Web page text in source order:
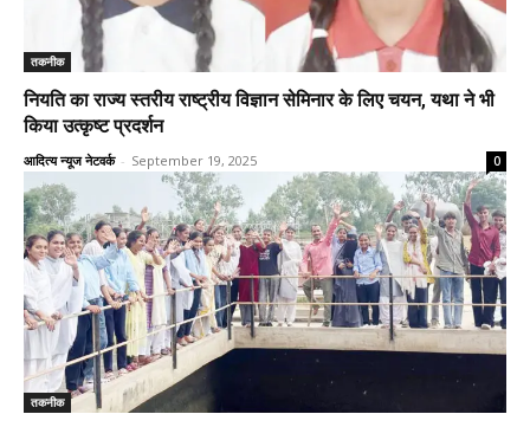
तकनीक
नियति का राज्य स्तरीय राष्ट्रीय विज्ञान सेमिनार के लिए चयन, यथा ने भी
किया उत्कृष्ट प्रदर्शन
आदित्य न्यूज नेटवर्क - September 19, 2025 0
तकनीक